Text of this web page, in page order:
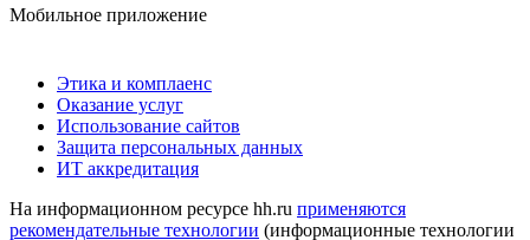
Мобильное приложение
Этика и комплаенс
Оказание услуг
Использование сайтов
Защита персональных данных
ИТ аккредитация
На информационном ресурсе hh.ru применяются
рекомендательные технологии (информационные технологии